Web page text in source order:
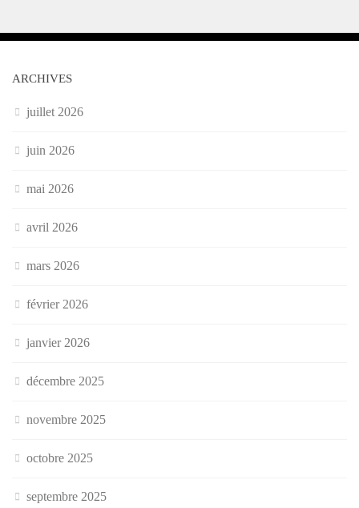
ARCHIVES
juillet 2026
juin 2026
mai 2026
avril 2026
mars 2026
février 2026
janvier 2026
décembre 2025
novembre 2025
octobre 2025
septembre 2025